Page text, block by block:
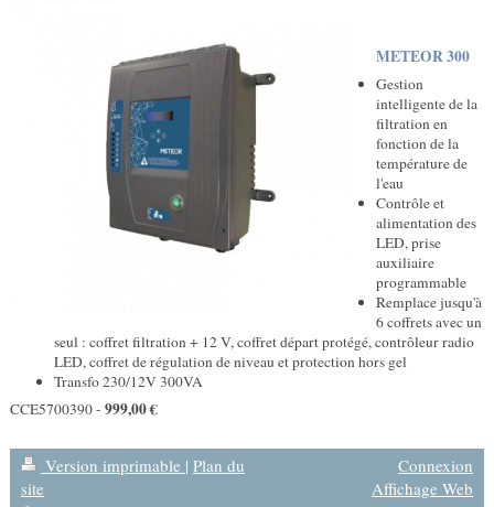
METEOR 300
Gestion
intelligente de la
filtration en
fonction de la
température de
l'eau
Contrôle et
alimentation des
LED, prise
auxiliaire
programmable
Remplace jusqu'à
6 coffrets avec un
seul : coffret filtration + 12 V, coffret départ protégé, contrôleur radio
LED, coffret de régulation de niveau et protection hors gel
Transfo 230/12V 300VA
CCE5700390 - 999,00 €
Version imprimable | Plan du
site
Connexion
Affichage Web